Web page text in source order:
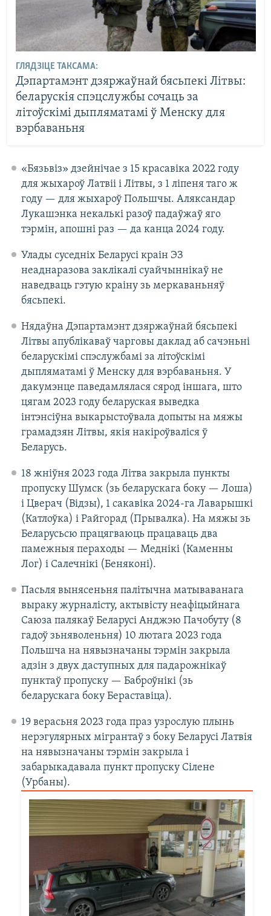
ГЛЯДЗІЦЕ ТАКСАМА:
Дэпартамэнт дзяржаўнай бясьпекі Літвы:
беларускія спэцслужбы сочаць за
літоўскімі дыпляматамі ў Менску для
вэрбаваньня
«Бязьвіз» дзейнічае з 15 красавіка 2022 году
для жыхароў Латвіі і Літвы, з 1 ліпеня таго ж
году — для жыхароў Польшчы. Аляксандар
Лукашэнка некалькі разоў падаўжаў яго
тэрмін, апошні раз — да канца 2024 году.
Улады суседніх Беларусі краін ЭЗ
неаднаразова заклікалі суайчыннікаў не
наведваць гэтую краіну зь меркаваньняў
бясьпекі.
Нядаўна Дэпартамэнт дзяржаўнай бясьпекі
Літвы апублікаваў чарговы даклад аб сачэньні
беларускімі спэслужбамі за літоўскімі
дыпляматамі ў Менску для вэрбаваньня. У
дакумэнце паведамлялася сярод іншага, што
цягам 2023 году беларуская выведка
інтэнсіўна выкарыстоўвала допыты на мяжы
грамадзян Літвы, якія накіроўваліся ў
Беларусь.
18 жніўня 2023 года Літва закрыла пункты
пропуску Шумск (зь беларускага боку — Лоша)
і Цверач (Відзы), 1 сакавіка 2024-га Лаварышкі
(Катлоўка) і Райгорад (Прывалка). На мяжы зь
Беларусьсю працягваюць працаваць два
памежныя пераходы — Меднікі (Каменны
Лог) і Салечнікі (Беняконі).
Пасьля вынясеньня палітычна матываванага
выраку журналісту, актывісту неафіцыйнага
Саюза палякаў Беларусі Анджэю Пачобуту (8
гадоў зьняволеньня) 10 лютага 2023 года
Польшча на нявызначаны тэрмін закрыла
адзін з двух даступных для падарожнікаў
пунктаў пропуску — Баброўнікі (зь
беларускага боку Бераставіца).
19 верасьня 2023 года праз узрослую плынь
нерэгулярных мігрантаў з боку Беларусі Латвія
на нявызначаны тэрмін закрыла і
забарыкадавала пункт пропуску Сілене
(Урбаны).